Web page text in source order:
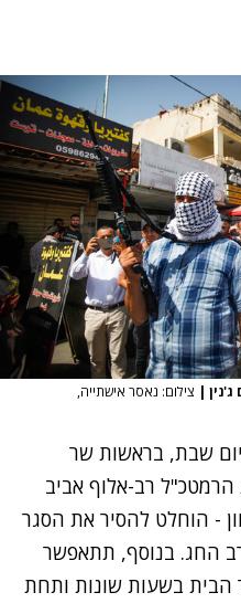
| צילום: נאסר אישתייה,
שבת, בראשות שר
רב-אלוף אביב
- הוחלט להסיר את הסגר
החג. בנוסף, תתאפשר
הבית בשעות שונות ותחת